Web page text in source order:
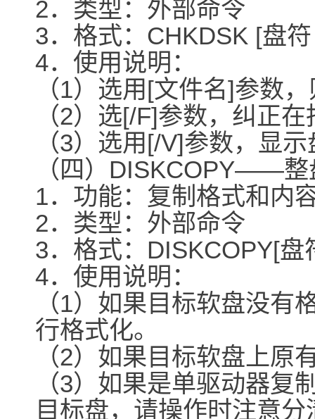
2．类型：外部命令
3．格式：CHKDSK [盘
4．使用说明：
（1）选用[文件名]参数
（2）选[/F]参数，纠正
（3）选用[/V]参数，显
（四）DISKCOPY――整
1．功能：复制格式和内
2．类型：外部命令
3．格式：DISKCOPY[盘
4．使用说明：
（1）如果目标软盘没有
行格式化。
（2）如果目标软盘上原
（3）如果是单驱动器复
目标盘，请操作时注意